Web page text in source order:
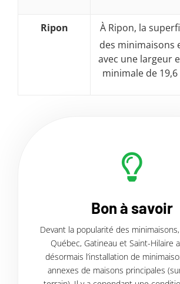
Ripon
À Ripon, la
des minimaisons
avec une largeur
minimale de
Bon à savoir
Devant la popularité des
Québec, Gatineau et Saint-Hilaire
désormais l’installation de
annexes de maisons principales